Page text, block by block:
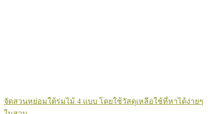
จัดสวนหย่อมใต้ร่มไม้ 4 แบบ โดยใช้วัสดุเหลือใช้ที่หาได้ง่ายๆ